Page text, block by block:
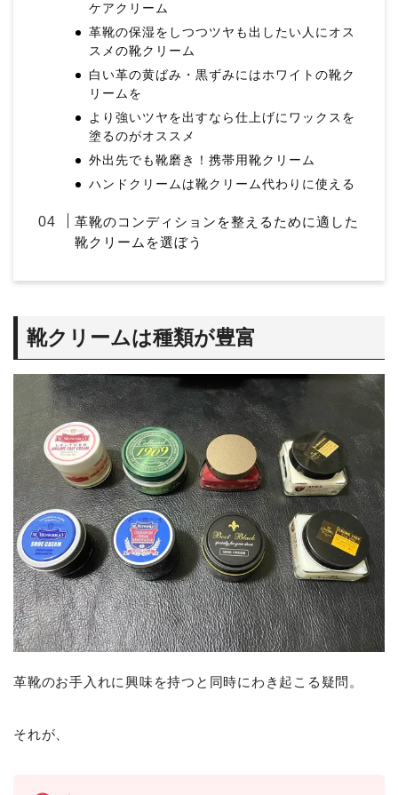
ケアクリーム
革靴の保湿をしつつツヤも出したい人にオス
スメの靴クリーム
白い革の黄ばみ・黒ずみにはホワイトの靴ク
リームを
より強いツヤを出すなら仕上げにワックスを
塗るのがオススメ
外出先でも靴磨き！携帯用靴クリーム
ハンドクリームは靴クリーム代わりに使える
革靴のコンディションを整えるために適した
靴クリームを選ぼう
靴クリームは種類が豊富
革靴のお手入れに興味を持つと同時にわき起こる疑問。
それが、